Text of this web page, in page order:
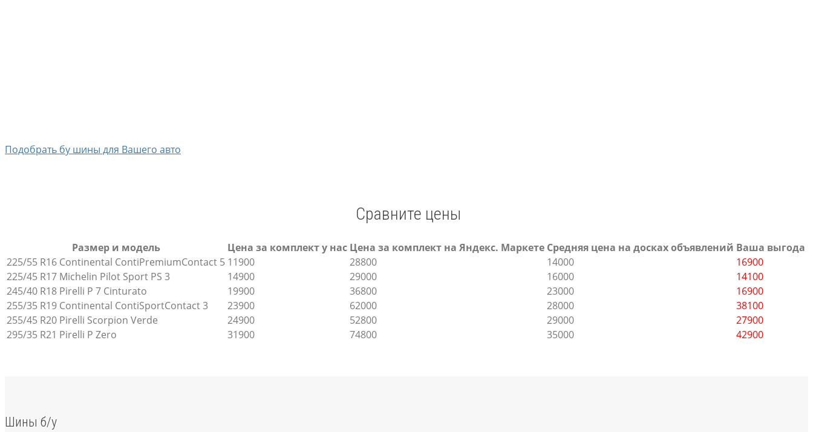
Подобрать бу шины для Вашего авто
Сравните цены
Размер и модель Цена за комплект у нас Цена за комплект на Яндекс. Маркете Средняя цена на досках объявлений Ваша выгода
225/55 R16 Continental ContiPremiumContact 5 11900 28800 14000
16900
225/45 R17 Michelin Pilot Sport PS 3
14900 29000 16000
14100
245/40 R18 Pirelli P 7 Cinturato
19900 36800 23000
16900
255/35 R19 Continental ContiSportContact 3
23900 62000 28000
38100
255/45 R20 Pirelli Scorpion Verde
24900 52800 29000
27900
295/35 R21 Pirelli P Zero
31900 74800 35000 42900
Шины б/у